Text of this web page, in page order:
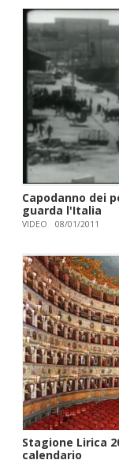
Capodanno dei
guarda l'Italia
VIDEO 08/01/2011
Stagione Lirica
calendario